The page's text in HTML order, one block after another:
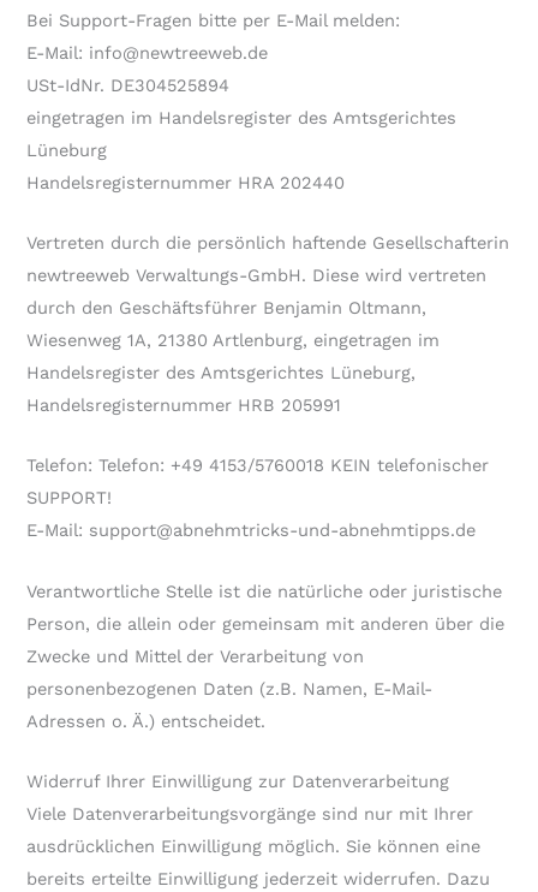
Bei Support-Fragen bitte per E-Mail melden:
E-Mail: info@newtreeweb.de
USt-IdNr. DE304525894
eingetragen im Handelsregister des Amtsgerichtes
Lüneburg
Handelsregisternummer HRA 202440
Vertreten durch die persönlich haftende Gesellschafterin
newtreeweb Verwaltungs-GmbH. Diese wird vertreten
durch den Geschäftsführer Benjamin Oltmann,
Wiesenweg 1A, 21380 Artlenburg, eingetragen im
Handelsregister des Amtsgerichtes Lüneburg,
Handelsregisternummer HRB 205991
Telefon: Telefon: +49 4153/5760018 KEIN telefonischer
SUPPORT!
E-Mail: support@abnehmtricks-und-abnehmtipps.de
Verantwortliche Stelle ist die natürliche oder juristische
Person, die allein oder gemeinsam mit anderen über die
Zwecke und Mittel der Verarbeitung von
personenbezogenen Daten (z.B. Namen, E-Mail-
Adressen o. Ä.) entscheidet.
Widerruf Ihrer Einwilligung zur Datenverarbeitung
Viele Datenverarbeitungsvorgänge sind nur mit Ihrer
ausdrücklichen Einwilligung möglich. Sie können eine
bereits erteilte Einwilligung jederzeit widerrufen. Dazu